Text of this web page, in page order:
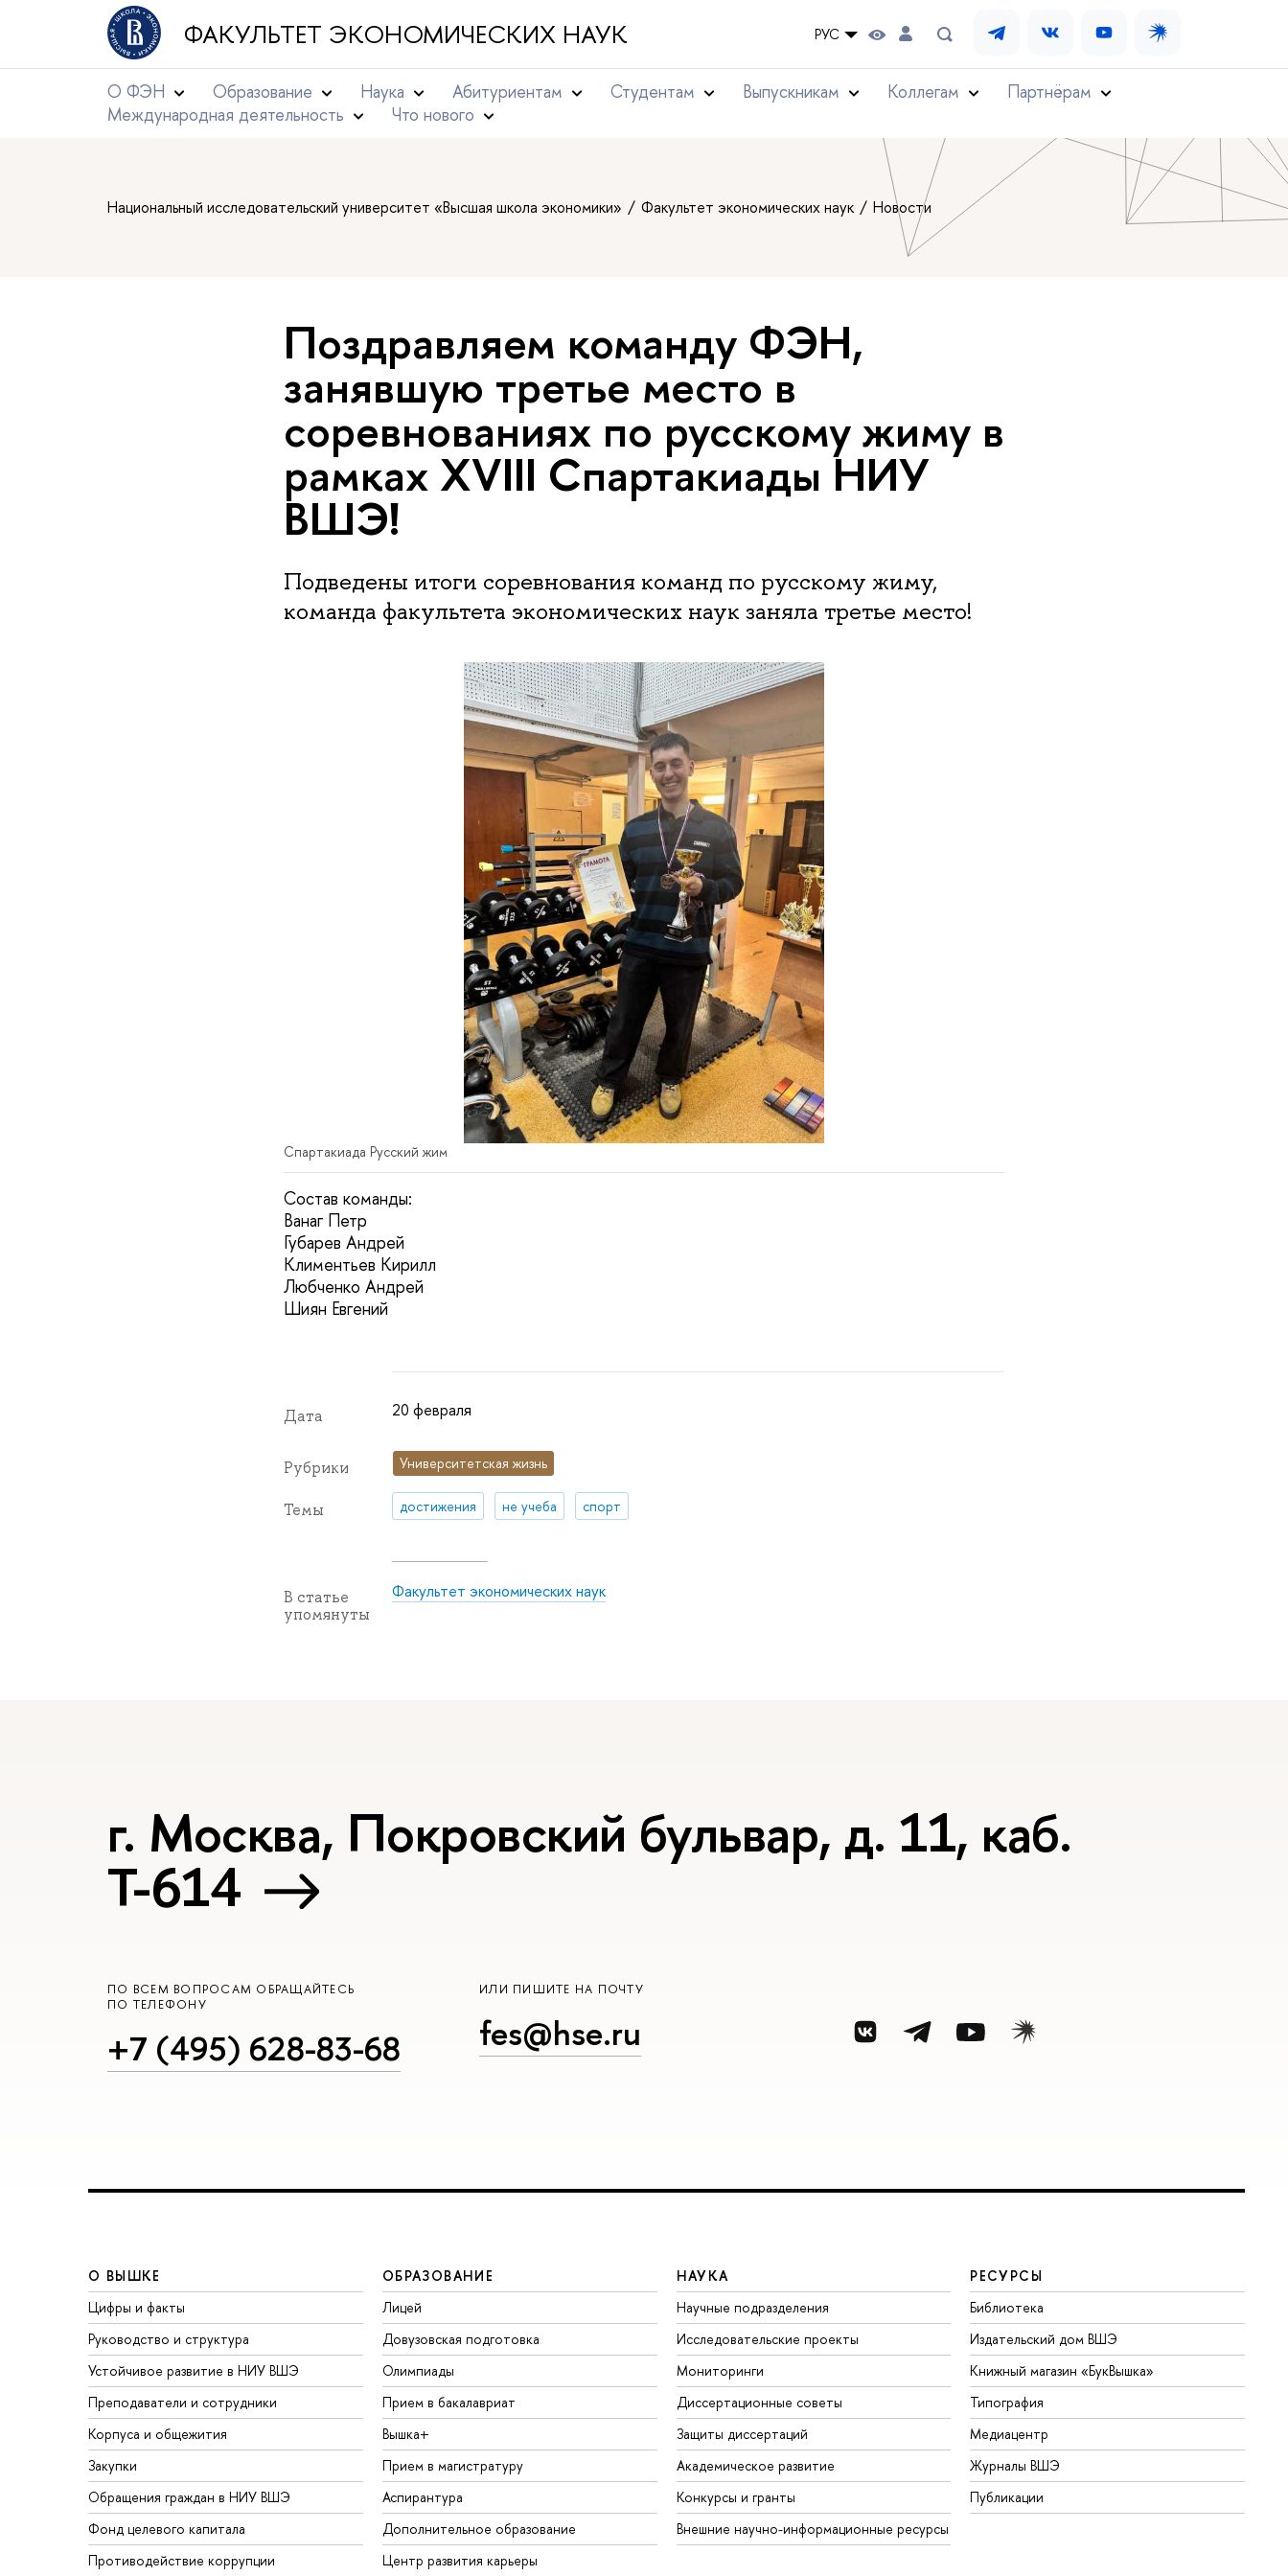
ФАКУЛЬТЕТ ЭКОНОМИЧЕСКИХ НАУК РУС
О ФЭН Образование Наука Абитуриентам Студентам Выпускникам Коллегам
Партнёрам
Международная деятельность
Что нового
Национальный исследовательский университет «Высшая школа экономики» Факультет экономических наук Новости
Поздравляем команду ФЭН,
занявшую третье место в
соревнованиях по русскому жиму в
рамках XVIII Спартакиады НИУ
ВШЭ!
Подведены итоги соревнования команд по русскому жиму,
команда факультета экономических наук заняла третье место!
Спартакиада Русский жим
Состав команды:
Ванаг Петр
Губарев Андрей
Климентьев Кирилл
Любченко Андрей
Шиян Евгений
Дата 20 февраля
Рубрики Университетская жизнь
Темы достижения не учеба спорт
В статье
упомянуты
Факультет экономических наук
г. Москва, Покровский бульвар, д. 11, каб.
Т-614
ПО ВСЕМ ВОПРОСАМ ОБРАЩАЙТЕСЬ
ПО ТЕЛЕФОНУ
+7 (495) 628-83-68
ИЛИ ПИШИТЕ НА ПОЧТУ
fes@hse.ru
О ВЫШКЕ
Цифры и факты
Руководство и структура
Устойчивое развитие в НИУ ВШЭ
Преподаватели и сотрудники
Корпуса и общежития
Закупки
Обращения граждан в НИУ ВШЭ
Фонд целевого капитала
Противодействие коррупции
ОБРАЗОВАНИЕ
Лицей
Довузовская подготовка
Олимпиады
Прием в бакалавриат
Вышка+
Прием в магистратуру
Аспирантура
Дополнительное образование
Центр развития карьеры
НАУКА
Научные подразделения
Исследовательские проекты
Мониторинги
Диссертационные советы
Защиты диссертаций
Академическое развитие
Конкурсы и гранты
Внешние научно-информационные ресурсы
РЕСУРСЫ
Библиотека
Издательский дом ВШЭ
Книжный магазин «БукВышка»
Типография
Медиацентр
Журналы ВШЭ
Публикации